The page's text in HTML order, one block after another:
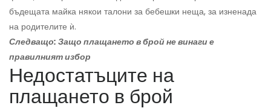
бъдещата майка някои талони за бебешки неща, за изненада
на родителите ѝ.
Следващо: Защо плащането в брой не винаги е
правилният избор
Недостатъците на
плащането в брой